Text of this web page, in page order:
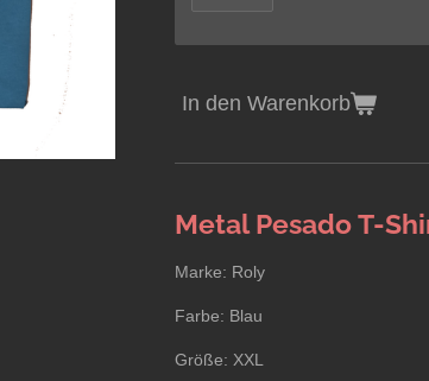
In den Warenkorb
Metal Pesado T-
Marke: Roly
Farbe: Blau
Größe: XXL